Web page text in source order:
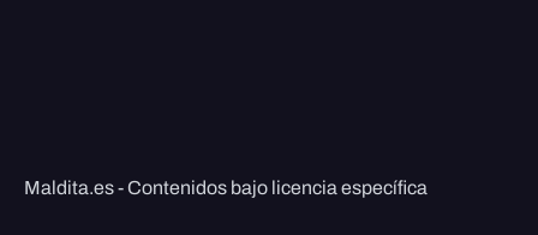
Maldita.es - Contenidos bajo licencia específica